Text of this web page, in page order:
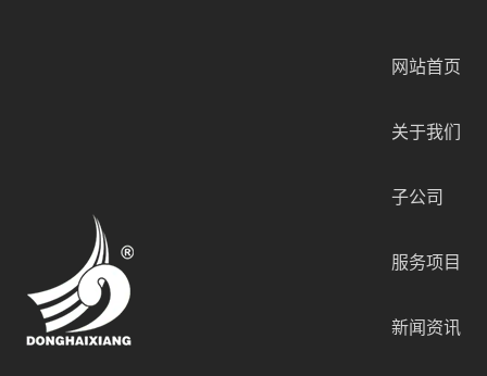
网站首页
关于我们
子公司
服务项目
新闻资讯